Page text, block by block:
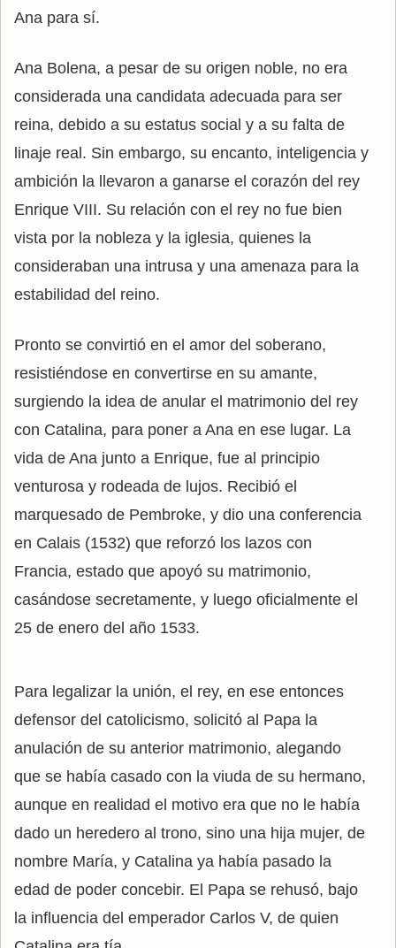
Ana para sí.
Ana Bolena, a pesar de su origen noble, no era
considerada una candidata adecuada para ser
reina, debido a su estatus social y a su falta de
linaje real. Sin embargo, su encanto, inteligencia y
ambición la llevaron a ganarse el corazón del rey
Enrique VIII. Su relación con el rey no fue bien
vista por la nobleza y la iglesia, quienes la
consideraban una intrusa y una amenaza para la
estabilidad del reino.
Pronto se convirtió en el amor del soberano,
resistiéndose en convertirse en su amante,
surgiendo la idea de anular el matrimonio del rey
con Catalina, para poner a Ana en ese lugar. La
vida de Ana junto a Enrique, fue al principio
venturosa y rodeada de lujos. Recibió el
marquesado de Pembroke, y dio una conferencia
en Calais (1532) que reforzó los lazos con
Francia, estado que apoyó su matrimonio,
casándose secretamente, y luego oficialmente el
25 de enero del año 1533.
Para legalizar la unión, el rey, en ese entonces
defensor del catolicismo, solicitó al Papa la
anulación de su anterior matrimonio, alegando
que se había casado con la viuda de su hermano,
aunque en realidad el motivo era que no le había
dado un heredero al trono, sino una hija mujer, de
nombre María, y Catalina ya había pasado la
edad de poder concebir. El Papa se rehusó, bajo
la influencia del emperador Carlos V, de quien